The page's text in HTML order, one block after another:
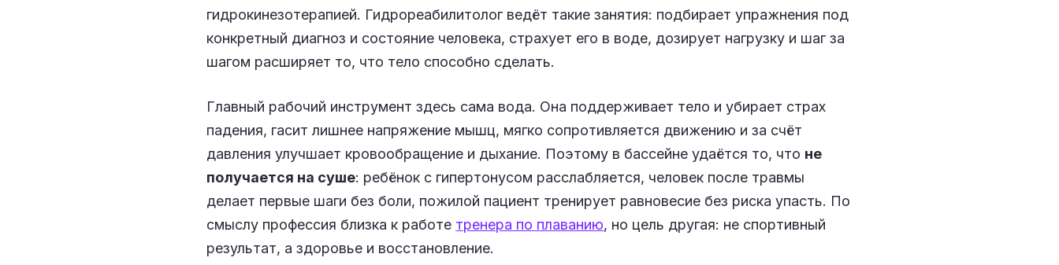
гидрокинезотерапией. Гидрореабилитолог ведёт такие занятия: подбирает упражнения под
конкретный диагноз и состояние человека, страхует его в воде, дозирует нагрузку и шаг за
шагом расширяет то, что тело способно сделать.
Главный рабочий инструмент здесь сама вода. Она поддерживает тело и убирает страх
падения, гасит лишнее напряжение мышц, мягко сопротивляется движению и за счёт
давления улучшает кровообращение и дыхание. Поэтому в бассейне удаётся то, что не
получается на суше: ребёнок с гипертонусом расслабляется, человек после травмы
делает первые шаги без боли, пожилой пациент тренирует равновесие без риска упасть. По
смыслу профессия близка к работе тренера по плаванию, но цель другая: не спортивный
результат, а здоровье и восстановление.